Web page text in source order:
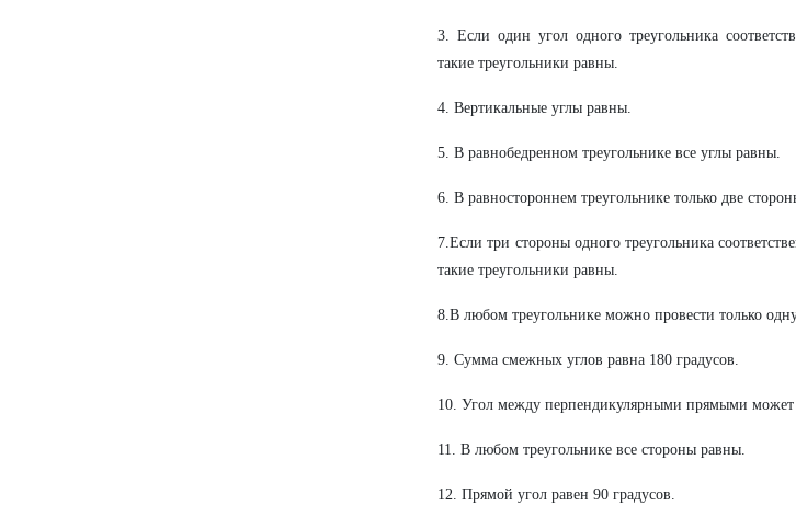
3. Если один угол одного треугольника
такие треугольники равны.
4. Вертикальные углы равны.
5. В равнобедренном треугольнике все углы равны.
6. В равностороннем треугольнике только две
7.Если три стороны одного треугольника
такие треугольники равны.
8.В любом треугольнике можно провести только
9. Сумма смежных углов равна 180 градусов.
10. Угол между перпендикулярными прямыми может
11. В любом треугольнике все стороны равны.
12. Прямой угол равен 90 градусов.